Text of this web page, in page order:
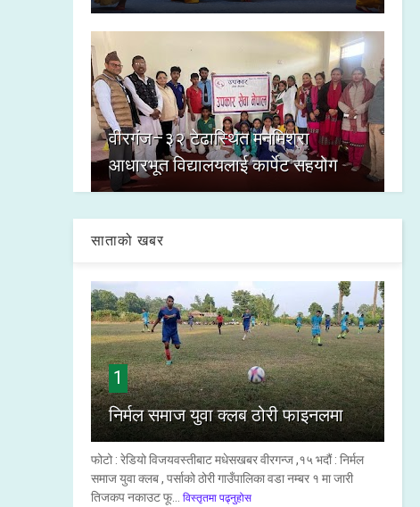
वीरगंज–३२ टेढास्थित मनमिश्रा
आधारभूत विद्यालयलाई कार्पेट सहयोग
साताको खबर
1
निर्मल समाज युवा क्लब ठोरी फाइनलमा
फोटो : रेडियो विजयवस्तीबाट मधेसखबर वीरगन्ज ,१५ भदौं : निर्मल
समाज युवा क्लब , पर्साको ठोरी गाउँपालिका वडा नम्बर १ मा जारी
तिजकप नकाउट फू...
विस्तृतमा पढ्नुहोस